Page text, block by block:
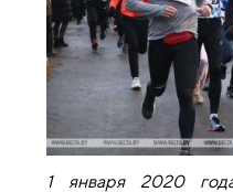
1 января 2020